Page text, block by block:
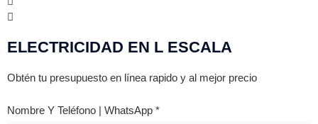
ELECTRICIDAD EN L ESCALA
Obtén tu presupuesto en línea rapido y al mejor precio
Nombre Y Teléfono | WhatsApp *